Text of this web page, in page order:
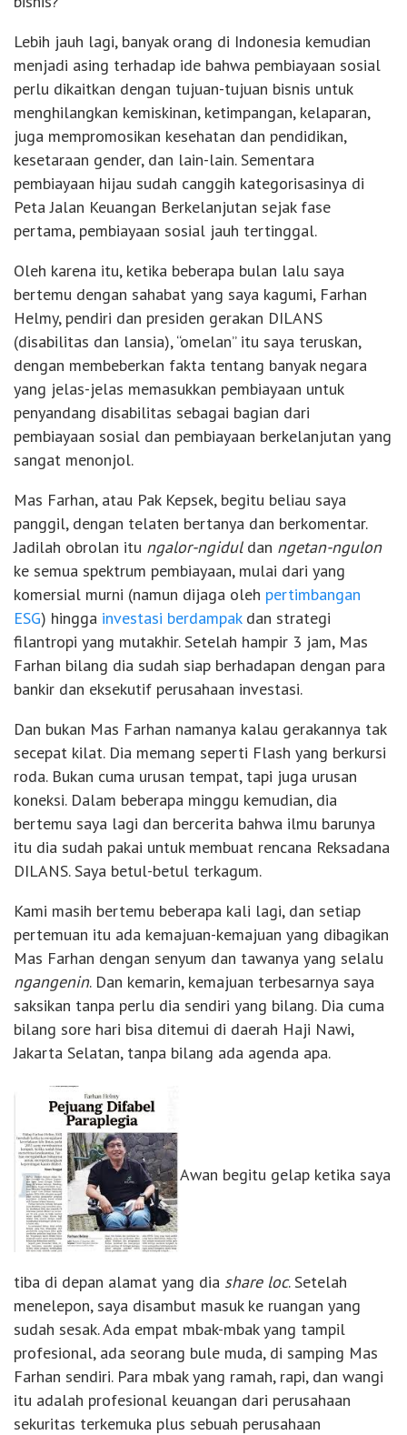
Lebih jauh lagi, banyak orang di Indonesia kemudian
menjadi asing terhadap ide bahwa pembiayaan sosial
perlu dikaitkan dengan tujuan-tujuan bisnis untuk
menghilangkan kemiskinan, ketimpangan, kelaparan,
juga mempromosikan kesehatan dan pendidikan,
kesetaraan gender, dan lain-lain. Sementara
pembiayaan hijau sudah canggih kategorisasinya di
Peta Jalan Keuangan Berkelanjutan sejak fase
pertama, pembiayaan sosial jauh tertinggal.
Oleh karena itu, ketika beberapa bulan lalu saya
bertemu dengan sahabat yang saya kagumi, Farhan
Helmy, pendiri dan presiden gerakan DILANS
(disabilitas dan lansia), “omelan” itu saya teruskan,
dengan membeberkan fakta tentang banyak negara
yang jelas-jelas memasukkan pembiayaan untuk
penyandang disabilitas sebagai bagian dari
pembiayaan sosial dan pembiayaan berkelanjutan yang
sangat menonjol.
Mas Farhan, atau Pak Kepsek, begitu beliau saya
panggil, dengan telaten bertanya dan berkomentar.
Jadilah obrolan itu ngalor-ngiduldan ngetan-ngulon
ke semua spektrum pembiayaan, mulai dari yang
komersial murni (namun dijaga oleh pertimbangan
ESG) hingga investasi berdampak dan strategi
filantropi yang mutakhir. Setelah hampir 3 jam, Mas
Farhan bilang dia sudah siap berhadapan dengan para
bankir dan eksekutif perusahaan investasi.
Dan bukan Mas Farhan namanya kalau gerakannya tak
secepat kilat. Dia memang seperti Flash yang berkursi
roda. Bukan cuma urusan tempat, tapi juga urusan
koneksi. Dalam beberapa minggu kemudian, dia
bertemu saya lagi dan bercerita bahwa ilmu barunya
itu dia sudah pakai untuk membuat rencana Reksadana
DILANS. Saya betul-betul terkagum.
Kami masih bertemu beberapa kali lagi, dan setiap
pertemuan itu ada kemajuan-kemajuan yang dibagikan
Mas Farhan dengan senyum dan tawanya yang selalu
ngangenin. Dan kemarin, kemajuan terbesarnya saya
saksikan tanpa perlu dia sendiri yang bilang. Dia cuma
bilang sore hari bisa ditemui di daerah Haji Nawi,
Jakarta Selatan, tanpa bilang ada agenda apa.
Awan begitu gelap ketika saya
tiba di depan alamat yang dia share loc. Setelah
menelepon, saya disambut masuk ke ruangan yang
sudah sesak. Ada empat mbak-mbak yang tampil
profesional, ada seorang bule muda, di samping Mas
Farhan sendiri. Para mbak yang ramah, rapi, dan wangi
itu adalah profesional keuangan dari perusahaan
sekuritas terkemuka plus sebuah perusahaan